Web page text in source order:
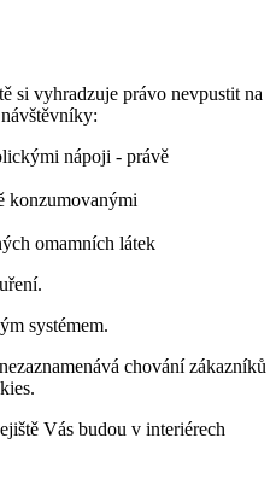
si vyhradzuje právo nevpustit na
nápoji - právě
konzumovanými
omamních látek
systémem.
chování zákazníků
Vás budou v interiérech